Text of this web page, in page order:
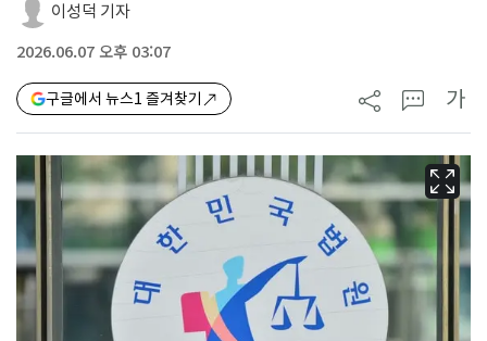
이성덕 기자
2026.06.07 오후 03:07
구글에서 뉴스1 즐겨찾기 가